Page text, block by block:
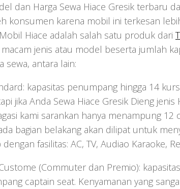
dan Harga Sewa Hiace Gresik terbaru
konsumen karena mobil ini terkesan
Hiace adalah salah satu produk dari
jenis atau model beserta jumlah
sewa, antara lain:
kapasitas penumpang hingga 14
jika Anda Sewa Hiace Gresik Dieng
kami sarankan hanya menampung 12
bagian belakang akan dilipat untuk
fasilitas: AC, TV, Audiao Karaoke,
(Commuter dan Premio):
captain seat. Kenyamanan yang